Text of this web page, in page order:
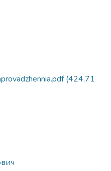
(424,71